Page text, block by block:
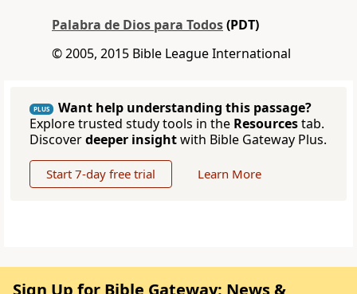
Palabra de Dios para Todos(PDT)
© 2005, 2015 Bible League International
PLUS
Want help understanding this passage?
Explore trusted study tools in the Resourcestab.
Discoverdeeper insightwith Bible Gateway Plus.
Start 7-day free trial Learn More
Sign Up for Bible Gateway: News &